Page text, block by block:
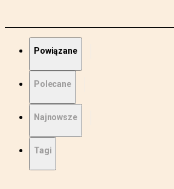
Powiązane
Polecane
Najnowsze
Tagi